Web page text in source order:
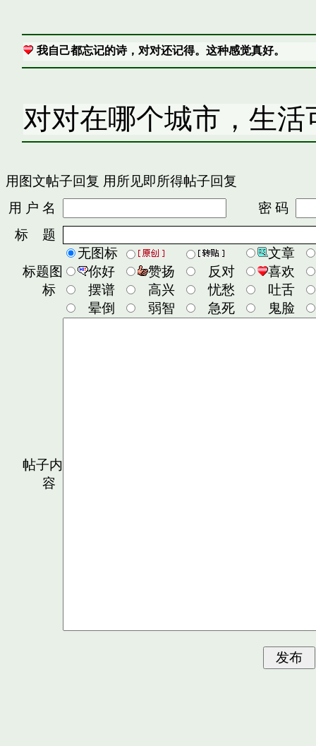
我自己都忘记的诗，对对还记得。这种感觉真好。
对对在哪个城市，生
用图文帖子回复 用所见即所得帖子回复
用 户 名
密 码
标 题
标题图
标
无图标
文章
你好
赞扬 反对
喜欢
摆谱
高兴 忧愁
吐舌
晕倒
弱智 急死 鬼脸
帖子内
容